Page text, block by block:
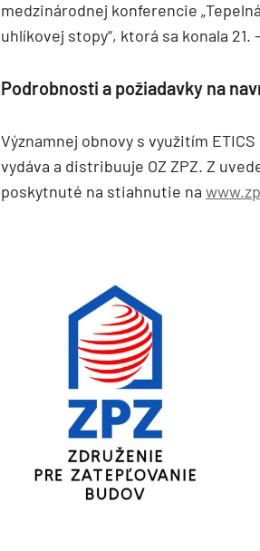
medzinárodnej konferencie
uhlíkovej stopy“, ktorá sa konala
Podrobnosti a požiadavky na
Významnej obnovy s využitím
vydáva a distribuuje OZ ZPZ. Z
poskytnuté na stiahnutie na